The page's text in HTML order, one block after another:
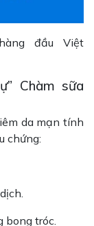
đầu Việt
Chàm sữa
da mạn tính
chứng:
bong tróc.